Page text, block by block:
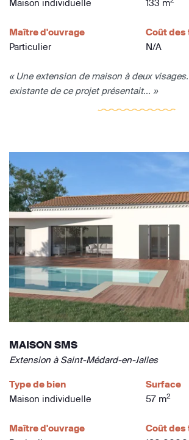
Maison individuelle
133 m
Maître d'ouvrage
Particulier
Coût des
N/A
« Une extension de maison à deux
existante de ce projet présentait... »
MAISON SMS
Extension à Saint-Médard-en-Jalles
Type de bien
Maison individuelle
Surface
57 m2
Maître d'ouvrage
Coût des